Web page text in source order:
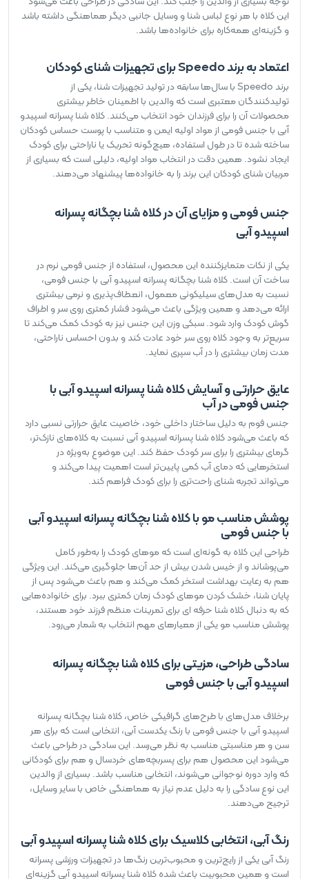
این کلاه با هر نوع لباس شنا و وسایل جانبی دیگر هماهنگی داشته باشد
و گزینه‌ای همه‌کاره برای خانواده‌ها باشد.
اعتماد به برند Speedo برای تجهیزات شنای کودکان
برند Speedo با سال‌ها سابقه در تولید تجهیزات شنا، یکی از
تولیدکنندگان معتبری است که والدین با اطمینان خاطر بیشتری
محصولات آن را برای فرزندان خود انتخاب می‌کنند. کلاه شنا پسرانه اسپیدو
آبی با جنس فومی از مواد اولیه ایمن و متناسب با پوست حساس کودکان
ساخته شده تا در طول استفاده، هیچ‌گونه تحریک یا ناراحتی برای کودک
ایجاد نشود. همین دقت در انتخاب مواد اولیه، دلیلی است که بسیاری از
مربیان شنای کودکان این برند را به خانواده‌ها پیشنهاد می‌دهند.
جنس فومی و مزایای آن در کلاه شنا بچگانه پسرانه
اسپیدو آبی
یکی از نکات متمایزکننده این محصول، استفاده از جنس فومی نرم در
ساخت آن است. کلاه شنا بچگانه پسرانه اسپیدو آبی با جنس فومی،
نسبت به مدل‌های سیلیکونی معمول، انعطاف‌پذیری و نرمی بیشتری
ارائه می‌دهد و همین ویژگی باعث می‌شود فشار کمتری روی سر و اطراف
گوش کودک وارد شود. سبکی وزن این جنس نیز به کودک کمک می‌کند تا
سریع‌تر به وجود کلاه روی سر خود عادت کند و بدون احساس ناراحتی،
مدت زمان بیشتری را در آب سپری نماید.
عایق حرارتی و آسایش کلاه شنا پسرانه اسپیدو آبی با
جنس فومی در آب
جنس فوم به دلیل ساختار داخلی خود، خاصیت عایق حرارتی نسبی دارد
که باعث می‌شود کلاه شنا پسرانه اسپیدو آبی نسبت به کلاه‌های نازک‌تر،
گرمای بیشتری را برای سر کودک حفظ کند. این موضوع به‌ویژه در
استخرهایی که دمای آب کمی پایین‌تر است اهمیت پیدا می‌کند و
می‌تواند تجربه شنای راحت‌تری را برای کودک فراهم کند.
پوشش مناسب مو با کلاه شنا بچگانه پسرانه اسپیدو آبی
با جنس فومی
طراحی این کلاه به گونه‌ای است که موهای کودک را به‌طور کامل
می‌پوشاند و از خیس شدن بیش از حد آن‌ها جلوگیری می‌کند. این ویژگی
هم به رعایت بهداشت استخر کمک می‌کند و هم باعث می‌شود پس از
پایان شنا، خشک کردن موهای کودک زمان کمتری ببرد. برای خانواده‌هایی
که به دنبال کلاه شنا حرفه ای برای تمرینات منظم فرزند خود هستند،
پوشش مناسب مو یکی از معیارهای مهم انتخاب به شمار می‌رود.
سادگی طراحی، مزیتی برای کلاه شنا بچگانه پسرانه
اسپیدو آبی با جنس فومی
برخلاف مدل‌های با طرح‌های گرافیکی خاص، کلاه شنا بچگانه پسرانه
اسپیدو آبی با جنس فومی با رنگ یکدست آبی، انتخابی است که برای هر
سن و هر مناسبتی مناسب به نظر می‌رسد. این سادگی در طراحی باعث
می‌شود این محصول هم برای پسربچه‌های خردسال و هم برای کودکانی
که وارد دوره نوجوانی می‌شوند، انتخابی مناسب باشد. بسیاری از والدین
این نوع سادگی را به دلیل عدم نیاز به هماهنگی خاص با سایر وسایل،
ترجیح می‌دهند.
رنگ آبی، انتخابی کلاسیک برای کلاه شنا پسرانه اسپیدو آبی
رنگ آبی یکی از رایج‌ترین و محبوب‌ترین رنگ‌ها در تجهیزات ورزشی پسرانه
است و همین محبوبیت باعث شده کلاه شنا پسرانه اسپیدو آبی گزینه‌ای